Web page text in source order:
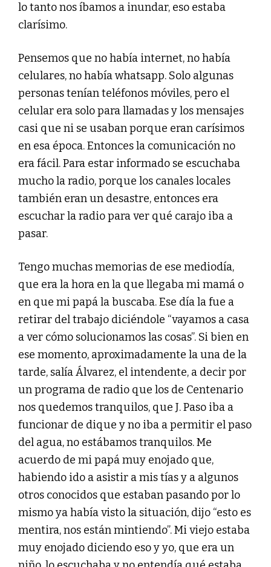
lo tanto nos íbamos a inundar, eso estaba
clarísimo.
Pensemos que no había internet, no había
celulares, no había whatsapp. Solo algunas
personas tenían teléfonos móviles, pero el
celular era solo para llamadas y los mensajes
casi que ni se usaban porque eran carísimos
en esa época. Entonces la comunicación no
era fácil. Para estar informado se escuchaba
mucho la radio, porque los canales locales
también eran un desastre, entonces era
escuchar la radio para ver qué carajo iba a
pasar.
Tengo muchas memorias de ese mediodía,
que era la hora en la que llegaba mi mamá o
en que mi papá la buscaba. Ese día la fue a
retirar del trabajo diciéndole “vayamos a casa
a ver cómo solucionamos las cosas”. Si bien en
ese momento, aproximadamente la una de la
tarde, salía Álvarez, el intendente, a decir por
un programa de radio que los de Centenario
nos quedemos tranquilos, que J. Paso iba a
funcionar de dique y no iba a permitir el paso
del agua, no estábamos tranquilos. Me
acuerdo de mi papá muy enojado que,
habiendo ido a asistir a mis tías y a algunos
otros conocidos que estaban pasando por lo
mismo ya había visto la situación, dijo “esto es
mentira, nos están mintiendo”. Mi viejo estaba
muy enojado diciendo eso y yo, que era un